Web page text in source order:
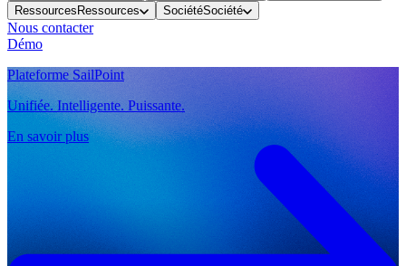
Ressources Ressources SociétéSociété
Nous contacter
Démo
Plateforme SailPoint
Unifiée. Intelligente. Puissante.
En savoir plus